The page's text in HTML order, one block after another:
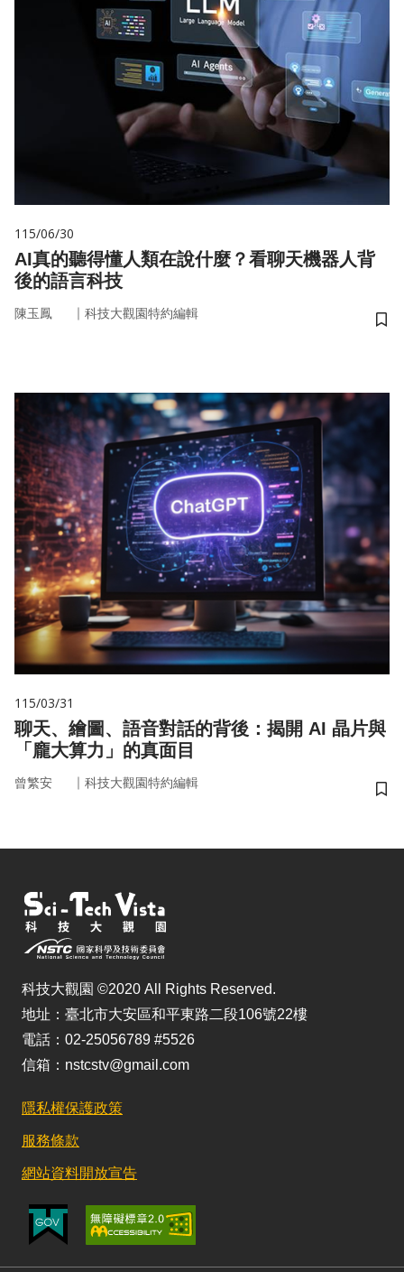
115/06/30
AI真的聽得懂人類在說什麼？看聊天機器人背
後的語言科技
陳玉鳳 ｜ 科技大觀園特約編輯
儲
115/03/31
聊天、繪圖、語音對話的背後：揭開 AI 晶片與
「龐大算力」的真面目
曾繁安 ｜ 科技大觀園特約編輯
儲
科技大觀園 ©2020 All Rights Reserved.
地址：臺北市大安區和平東路二段106號22樓
電話：02-25056789 #5526
信箱：nstcstv@gmail.com
隱私權保護政策
服務條款
網站資料開放宣告